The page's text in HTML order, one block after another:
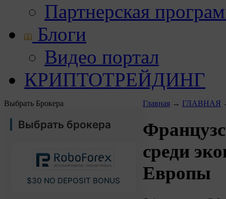
Партнерская
Блоги
Видео портал
КРИПТОТРЕЙДИНГ
Выбрать Брокера
Выбрать брокера
$30 NO DEPOSIT BONUS
Главная → ГЛАВНАЯ
среди
Европы